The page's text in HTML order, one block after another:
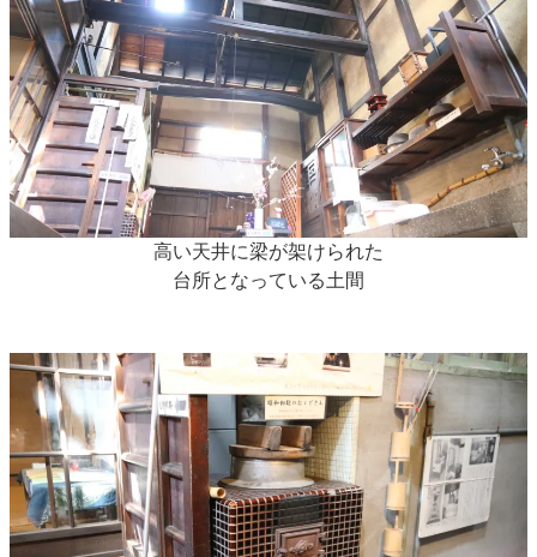
高い天井に梁が架けられた
台所となっている土間